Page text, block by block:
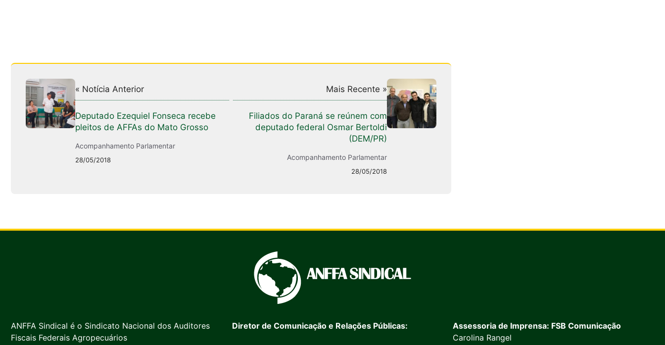
« Notícia Anterior
Deputado Ezequiel Fonseca recebe
pleitos de AFFAs do Mato Grosso
Acompanhamento Parlamentar
28/05/2018
Mais Recente »
Filiados do Paraná se reúnem com
deputado federal Osmar Bertoldi
(DEM/PR)
Acompanhamento Parlamentar
28/05/2018
ANFFA Sindical é o Sindicato Nacional dos Auditores
Fiscais Federais Agropecuários
Diretor de Comunicação e Relações Públicas:
Assessoria de Imprensa: FSB Comunicação
Carolina Rangel